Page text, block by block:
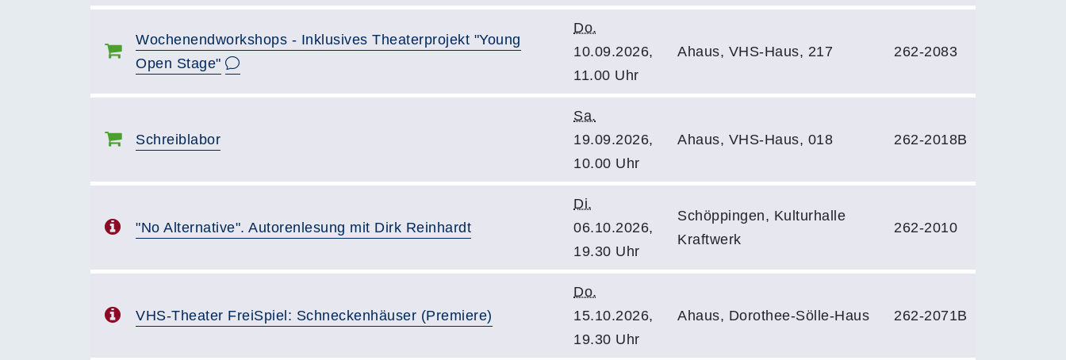
Wochenendworkshops - Inklusives Theaterprojekt "Young
Open Stage"
Do.
10.09.2026,
11.00 Uhr
Ahaus, VHS-Haus, 217 262-2083
Schreiblabor
Sa.
19.09.2026,
10.00 Uhr
Ahaus, VHS-Haus, 018 262-2018B
"No Alternative". Autorenlesung mit Dirk Reinhardt
Di.
06.10.2026,
19.30 Uhr
Schöppingen, Kulturhalle
Kraftwerk
262-2010
VHS-Theater FreiSpiel: Schneckenhäuser (Premiere)
Do.
15.10.2026,
19.30 Uhr
Ahaus, Dorothee-Sölle-Haus 262-2071B